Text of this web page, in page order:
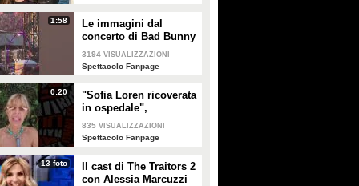
1:58
Le immagini dal
concerto di Bad Bunny
a Milano
3194 VISUALIZZAZIONI
Spettacolo Fanpage
0:20
"Sofia Loren ricoverata
in ospedale",
Alessandra Mussolini
smentisce: "È serena e
835 VISUALIZZAZIONI
Spettacolo Fanpage
13 foto
Il cast di The Traitors 2
con Alessia Marcuzzi